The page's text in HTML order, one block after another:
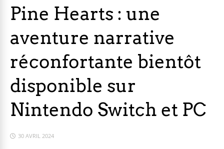
Pine Hearts : une
aventure narrative
réconfortante bientôt
disponible sur
Nintendo Switch et PC
30 AVRIL 2024